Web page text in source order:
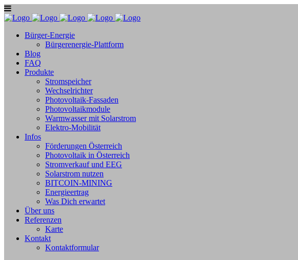
Bürger-Energie
Bürgerenergie-Plattform
Blog
FAQ
Produkte
Stromspeicher
Wechselrichter
Photovoltaik-Fassaden
Photovoltaikmodule
Warmwasser mit Solarstrom
Elektro-Mobilität
Infos
Förderungen Österreich
Photovoltaik in Österreich
Stromverkauf und EEG
Solarstrom nutzen
BITCOIN-MINING
Energieertrag
Was Dich erwartet
Über uns
Referenzen
Karte
Kontakt
Kontaktformular